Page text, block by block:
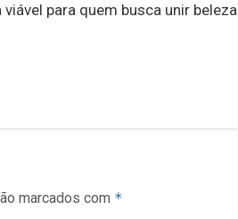
para quem busca unir beleza
marcados com *